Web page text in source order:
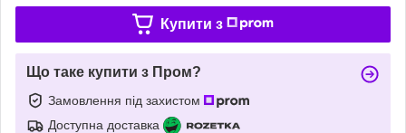
Купити з
Що таке купити з Пром?
Замовлення під захистом
Доступна доставка